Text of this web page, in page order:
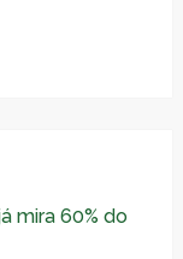
mira 60% do